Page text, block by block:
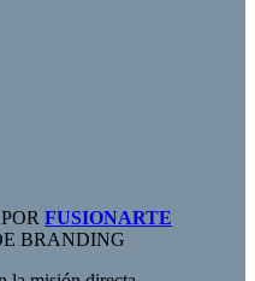
FUSIONARTE
BRANDING